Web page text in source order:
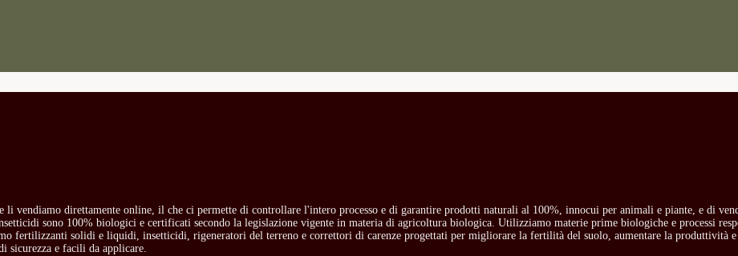
vendiamo direttamente online, il che ci permette di controllare l'intero processo e di garantire prodotti naturali al 100%, innocui per animali e piante, e di
sono 100% biologici e certificati secondo la legislazione vigente in materia di agricoltura biologica. Utilizziamo materie prime biologiche e processi
fertilizzanti solidi e liquidi, insetticidi, rigeneratori del terreno e correttori di carenze progettati per migliorare la fertilità del suolo, aumentare la produttività
sicurezza e facili da applicare.